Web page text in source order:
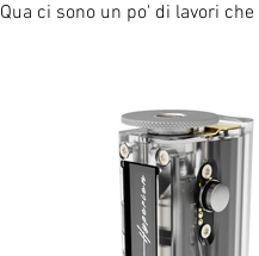
Qua ci sono un po' di lavori